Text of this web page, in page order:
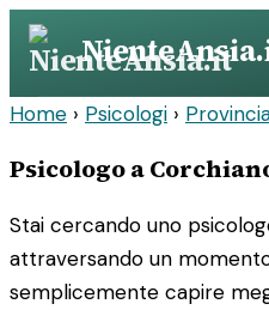
Vai
contenuto
Home › Psicologi ›
Psicologo a
Stai cercando uno
attraversando un
semplicemente capire